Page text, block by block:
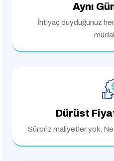
Aynı
İhtiyaç duyduğunuz
Dürüst
Sürpriz maliyetler yok.